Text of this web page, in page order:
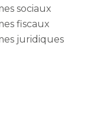
sociaux
fiscaux
juridiques